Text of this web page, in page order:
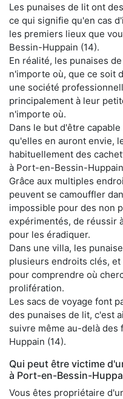
Les punaises de lit ont
ce qui signifie qu'en cas
les premiers lieux que
Bessin-Huppain (14).
En réalité, les punaises
n'importe où, que ce soit
une société
principalement à leur
n'importe où.
Dans le but d'être
qu'elles en auront envie,
habituellement des
à Port-en-Bessin-
Grâce aux multiples
peuvent se camouffler
impossible pour des non
expérimentés, de réussir
pour les éradiquer.
Dans une villa, les
plusieurs endroits clés,
pour comprendre où
prolifération.
Les sacs de voyage font
des punaises de lit, c'est
suivre même au-delà
Huppain (14).
Qui peut être victime
à Port-en-Bessin-
Vous êtes propriétaire